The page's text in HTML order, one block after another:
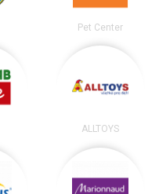
Pet Center
ALLTOYS